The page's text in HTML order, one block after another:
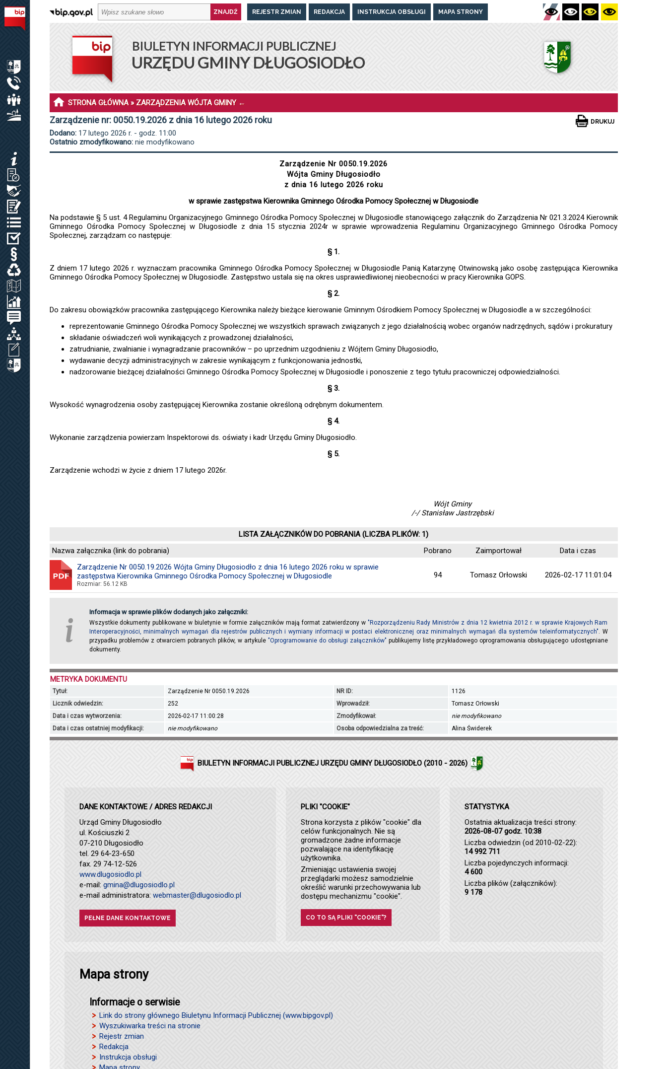
BIULETYN INFORMACJI PUBLICZNEJ URZĘDU GMINY DŁUGOSIODŁO
MENU PODMIOTOWE
INFORMACJE O GMINIE DŁUGOSIODŁO
RADA GMINY
SOŁECTWA I SOŁTYSI
MENU PRZEDMIOTOWE
REJESTRY
WYBORY
ODPADY KOMUNALNE, WODA I ŚCIEKI
ORGANIZACJE LOKALNE
WNIOSEK O UDOSTĘPNIENIE INF. PUBL.
CYBERBEZPIECZEŃSTWO
REJESTR ZMIAN REDAKCJA INSTRUKCJA OBSŁUGI MAPA STRONY
BIULETYN INFORMACJI PUBLICZNEJ
URZĘDU GMINY DŁUGOSIODŁO
STRONA GŁÓWNA» ZARZĄDZENIA WÓJTA GMINY←
Zarządzenie nr: 0050.19.2026 z dnia 16 lutego 2026 roku
Dodano:17 lutego 2026 r. - godz. 11:00
Ostatnio zmodyfikowano:nie modyfikowano
DRUKUJ
Zarządzenie Nr 0050.19.2026
Wójta Gminy Długosiodło
z dnia 16 lutego 2026 roku
w sprawie zastępstwa Kierownika Gminnego Ośrodka Pomocy Społecznej w Długosiodle
Na podstawie § 5 ust. 4 Regulaminu Organizacyjnego Gminnego Ośrodka Pomocy Społecznej w Długosiodle stanowiącego załącznik do Zarządzenia Nr 021.3.2024 Kierownik
Gminnego Ośrodka Pomocy Społecznej w Długosiodle z dnia 15 stycznia 2024r w sprawie wprowadzenia Regulaminu Organizacyjnego Gminnego Ośrodka Pomocy
Społecznej, zarządzam co następuje:
§ 1.
Z dniem 17 lutego 2026 r. wyznaczam pracownika Gminnego Ośrodka Pomocy Społecznej w Długosiodle Panią Katarzynę Otwinowską jako osobę zastępująca Kierownika
Gminnego Ośrodka Pomocy Społecznej w Długosiodle. Zastępstwo ustala się na okres usprawiedliwionej nieobecności w pracy Kierownika GOPS.
§ 2.
Do zakresu obowiązków pracownika zastępującego Kierownika należy bieżące kierowanie Gminnym Ośrodkiem Pomocy Społecznej w Długosiodle a w szczególności:
reprezentowanie Gminnego Ośrodka Pomocy Społecznej we wszystkich sprawach związanych z jego działalnością wobec organów nadrzędnych, sądów i prokuratury
składanie oświadczeń woli wynikających z prowadzonej działalności,
zatrudnianie, zwalnianie i wynagradzanie pracowników – po uprzednim uzgodnieniu z Wójtem Gminy Długosiodło,
wydawanie decyzji administracyjnych w zakresie wynikającym z funkcjonowania jednostki,
nadzorowanie bieżącej działalności Gminnego Ośrodka Pomocy Społecznej w Długosiodle i ponoszenie z tego tytułu pracowniczej odpowiedzialności.
§ 3.
Wysokość wynagrodzenia osoby zastępującej Kierownika zostanie określoną odrębnym dokumentem.
§ 4.
Wykonanie zarządzenia powierzam Inspektorowi ds. oświaty i kadr Urzędu Gminy Długosiodło.
§ 5.
Zarządzenie wchodzi w życie z dniem 17 lutego 2026r.
Wójt Gminy
/-/ Stanisław Jastrzębski
LISTA ZAŁĄCZNIKÓW DO POBRANIA (LICZBA PLIKÓW: 1)
Nazwa załącznika (link do pobrania)
Pobrano Zaimportował
Data i czas
Zarządzenie Nr 0050.19.2026 Wójta Gminy Długosiodło z dnia 16 lutego 2026 roku w sprawie
zastępstwa Kierownika Gminnego Ośrodka Pomocy Społecznej w Długosiodle
Rozmiar: 56.12 KB
94 Tomasz Orłowski 2026-02-17 11:01:04
i
Informacja w sprawie plików dodanych jako załączniki:
Wszystkie dokumenty publikowane w biuletynie w formie załączników mają format zatwierdzony w "Rozporządzeniu Rady Ministrów z dnia 12 kwietnia 2012 r. w sprawie Krajowych Ram
Interoperacyjności, minimalnych wymagań dla rejestrów publicznych i wymiany informacji w postaci elektronicznej oraz minimalnych wymagań dla systemów teleinformatycznych". W
przypadku problemów z otwarciem pobranych plików, w artykule "Oprogramowanie do obsługi załączników" publikujemy listę przykładowego oprogramowania obsługującego udostępniane
dokumenty.
METRYKA DOKUMENTU
Tytuł: Zarządzenie Nr 0050.19.2026 NR ID:
1126
Licznik odwiedzin:
252 Wprowadził:
Tomasz Orłowski
Data i czas wytworzenia:
2026-02-17 11:00:28 Zmodyfikował:
nie modyfikowano
Data i czas ostatniej modyfikacji:
nie modyfikowano Osoba odpowiedzialna za treść: Alina Świderek
BIULETYN INFORMACJI PUBLICZNEJ URZĘDU GMINY DŁUGOSIODŁO (2010 - 2026)
DANE KONTAKTOWE / ADRES REDAKCJI
Urząd Gminy Długosiodło
ul. Kościuszki 2
07-210 Długosiodło
tel. 29 64-23-650
fax. 29 74-12-526
www.dlugosiodlo.pl
e-mail: gmina@dlugosiodlo.pl
e-mail administratora: webmaster@dlugosiodlo.pl
PEŁNE DANE KONTAKTOWE
PLIKI "COOKIE"
Strona korzysta z plików "cookie" dla
celów funkcjonalnych. Nie są
gromadzone żadne informacje
pozwalające na identyfikację
użytkownika.
Zmieniając ustawienia swojej
przeglądarki możesz samodzielnie
określić warunki przechowywania lub
dostępu mechanizmu "cookie".
CO TO SĄ PLIKI "COOKIE"?
STATYSTYKA
Ostatnia aktualizacja treści strony:
2026-08-07 godz. 10:38
Liczba odwiedzin (od 2010-02-22):
14 992 711
Liczba pojedynczych informacji:
4 600
Liczba plików (załączników):
9 178
Mapa strony
Informacje o serwisie
Link do strony głównego Biuletynu Informacji Publicznej (www.bipgov.pl)
Wyszukiwarka treści na stronie
Rejestr zmian
Redakcja
Instrukcja obsługi